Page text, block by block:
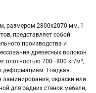
размером 2800х2070 мм, 1
представляет собой
производства и
древесных волокон
плотностью 700–800 кг/м³,
деформациям. Гладкая
окраски или
для задних стенок мебели,